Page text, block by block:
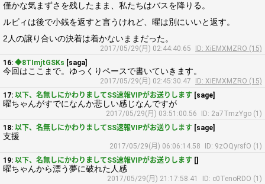
僅かな気まずさを残したまま、私たちはバスを降りる。
ルビィは後で小銭を返すと言うけれど、曜は別にいいと返す。
2人の譲り合いの決着は着かないままだった。
2017/05/29(月) 02:44:40.65
ID: XiEMXMZRO (15)
16: ◆8TImjtGSKs [saga]
今回はここまで。ゆっくりペースで書いていきます。
2017/05/29(月) 02:45:30.47
ID: XiEMXMZRO (15)
17: 以下、名無しにかわりましてSS速報VIPがお送りします [sage]
曜ちゃんがすでになんか悲しい感じなんですが
2017/05/29(月) 03:51:00.56
ID: 2a7TmzYgo (1)
18: 以下、名無しにかわりましてSS速報VIPがお送りします [sage]
支援
2017/05/29(月) 06:06:14.58
ID: 9zOQyrsfO (1)
19: 以下、名無しにかわりましてSS速報VIPがお送りします []
曜ちゃんから漂う夢に破れた人感
2017/05/29(月) 21:17:58.41
ID: c0TenoRDO (1)